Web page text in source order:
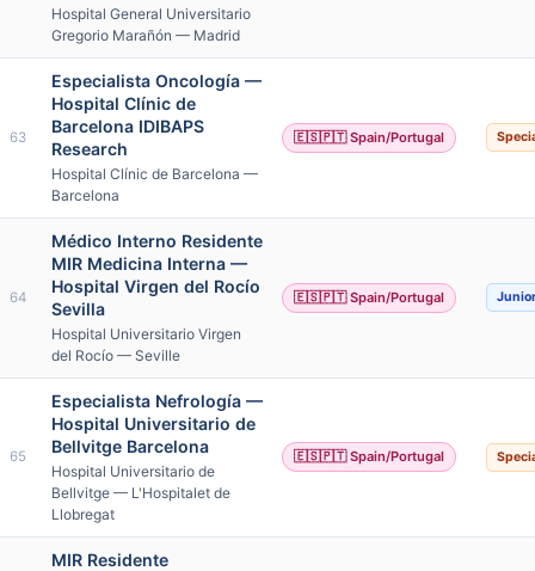
Hospital General Universitario
Gregorio Marañón — Madrid
63
Especialista Oncología —
Hospital Clínic de
Barcelona IDIBAPS
Research
Hospital Clínic de Barcelona —
Barcelona
🇪🇸🇵🇹 Spain/Portugal
64
Médico Interno Residente
MIR Medicina Interna —
Hospital Virgen del Rocío
Sevilla
Hospital Universitario Virgen
del Rocío — Seville
🇪🇸🇵🇹 Spain/Portugal Junior
65
Especialista Nefrología —
Hospital Universitario de
Bellvitge Barcelona
Hospital Universitario de
Bellvitge — L'Hospitalet de
Llobregat
🇪🇸🇵🇹 Spain/Portugal
MIR Residente